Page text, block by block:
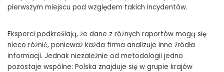
pierwszym miejscu pod względem takich incydentów.
Eksperci podkreślają, że dane z różnych raportów mogą się
nieco różnić, ponieważ każda firma analizuje inne źródła
informacji. Jednak niezależnie od metodologii jedno
pozostaje wspólne: Polska znajduje się w grupie krajów